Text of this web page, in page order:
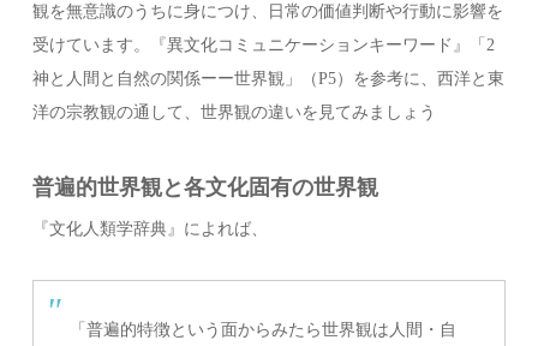
観を無意識のうちに身につけ、日常の価値判断や行動に影響を
受けています。『異文化コミュニケーションキーワード』「2
神と人間と自然の関係ーー世界観」（P5）を参考に、西洋と東
洋の宗教観の通して、世界観の違いを見てみましょう
普遍的世界観と各文化固有の世界観
『文化人類学辞典』によれば、
「普遍的特徴という面からみたら世界観は人間・自